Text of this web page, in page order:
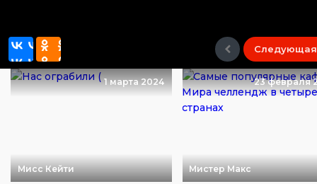
Следующая
1 марта 2024
Мисс Кейти
23 февраля
Мистер Макс